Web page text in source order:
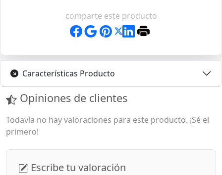
comparte este producto
Características Producto
Opiniones de clientes
Todavía no hay valoraciones para este producto. ¡Sé el
primero!
Escribe tu valoración